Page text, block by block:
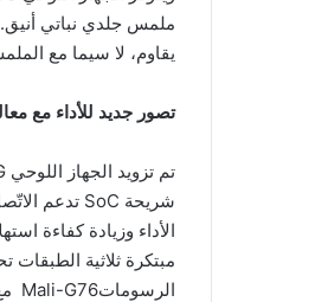
يقاوم، لا سيما مع
تصور جديد للأداء مع
مبتكرة ثلاثية